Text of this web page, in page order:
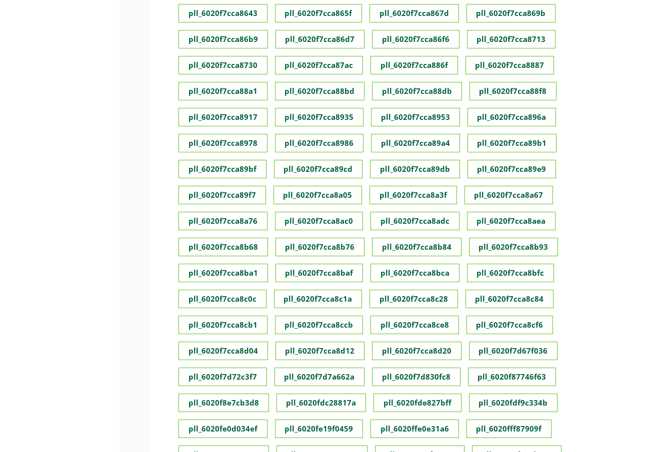
pll_6020f7cca8643 pll_6020f7cca865f pll_6020f7cca867d pll_6020f7cca869b
pll_6020f7cca86b9 pll_6020f7cca86d7 pll_6020f7cca86f6 pll_6020f7cca8713
pll_6020f7cca8730 pll_6020f7cca87ac pll_6020f7cca886f pll_6020f7cca8887
pll_6020f7cca88a1 pll_6020f7cca88bd pll_6020f7cca88db pll_6020f7cca88f8
pll_6020f7cca8917 pll_6020f7cca8935 pll_6020f7cca8953 pll_6020f7cca896a
pll_6020f7cca8978 pll_6020f7cca8986 pll_6020f7cca89a4 pll_6020f7cca89b1
pll_6020f7cca89bf pll_6020f7cca89cd pll_6020f7cca89db pll_6020f7cca89e9
pll_6020f7cca89f7 pll_6020f7cca8a05 pll_6020f7cca8a3f pll_6020f7cca8a67
pll_6020f7cca8a76 pll_6020f7cca8ac0 pll_6020f7cca8adc pll_6020f7cca8aea
pll_6020f7cca8b68 pll_6020f7cca8b76 pll_6020f7cca8b84 pll_6020f7cca8b93
pll_6020f7cca8ba1 pll_6020f7cca8baf pll_6020f7cca8bca pll_6020f7cca8bfc
pll_6020f7cca8c0c pll_6020f7cca8c1a pll_6020f7cca8c28 pll_6020f7cca8c84
pll_6020f7cca8cb1 pll_6020f7cca8ccb pll_6020f7cca8ce8 pll_6020f7cca8cf6
pll_6020f7cca8d04 pll_6020f7cca8d12 pll_6020f7cca8d20 pll_6020f7d67f036
pll_6020f7d72c3f7 pll_6020f7d7a662a pll_6020f7d830fc8 pll_6020f87746f63
pll_6020f8e7cb3d8 pll_6020fdc28817a pll_6020fde827bff pll_6020fdf9c334b
pll_6020fe0d034ef pll_6020fe19f0459 pll_6020ffe0e31a6 pll_6020fff87909f